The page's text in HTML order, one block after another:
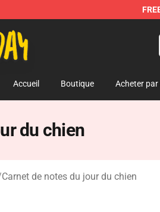
Shop
Accueil Boutique Acheter
du chien
Carnet de notes du jour du chien